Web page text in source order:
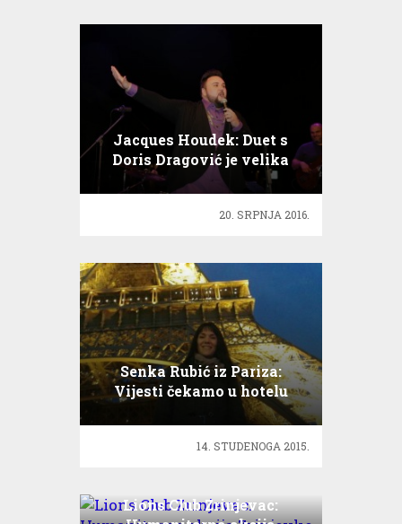
Jacques Houdek: Duet s
Doris Dragović je velika
čast!
20. SRPNJA 2016.
Senka Rubić iz Pariza:
Vijesti čekamo u hotelu
14. STUDENOGA 2015.
Lions Club Zrinjevac: